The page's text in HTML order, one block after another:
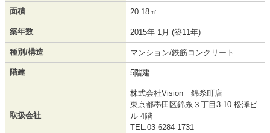
面積 20.18㎡
築年数 2015年 1月 (築11年)
種別/構造 マンション/鉄筋コンクリート
階建 5階建
取扱会社
株式会社Vision 錦糸町店
東京都墨田区錦糸３丁目3-10 松澤ビ
ル 4階
TEL:03-6284-1731